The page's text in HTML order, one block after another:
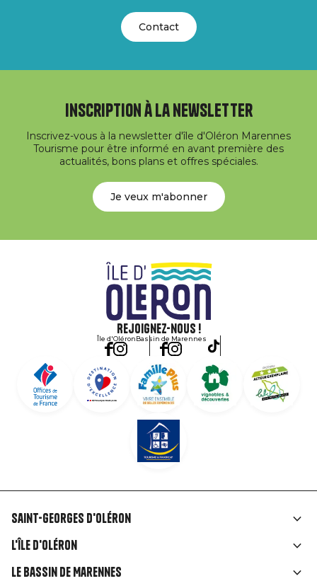
Contact
Inscription à la newsletter
Inscrivez-vous à la newsletter d'île d'Oléron Marennes
Tourisme pour être informé en avant première des
actualités, bons plans et offres spéciales.
Je veux m'abonner
Rejoignez-nous !
Île d'OléronBassin de Marennes
Liens
rubriques
Saint-Georges d'Oléron
L'île d'Oléron
Le Bassin de Marennes